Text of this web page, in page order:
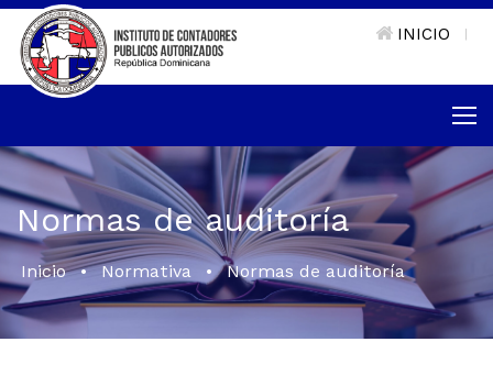
INICIO
Normas de auditoría
Inicio • Normativa • Normas de auditoría